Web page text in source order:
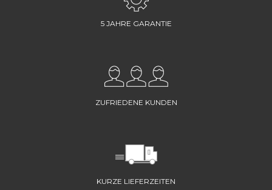
5 JAHRE GARANTIE
ZUFRIEDENE KUNDEN
KURZE LIEFERZEITEN